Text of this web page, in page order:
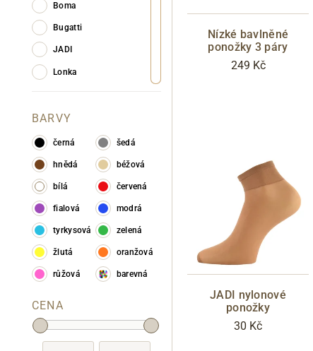
Boma
Bugatti
JADI
Lonka
BARVY
černá šedá
hnědá béžová
bílá červená
fialová modrá
tyrkysová zelená
žlutá oranžová
růžová barevná
CENA
Nízké bavlněné
ponožky 3 páry
249 Kč
JADI nylonové
ponožky
30 Kč